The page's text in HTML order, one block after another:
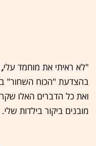
"לא ראיתי את מוחמד עלי,
ואת כל הדברים האלו
מובנים ביקור בילדות שלי.